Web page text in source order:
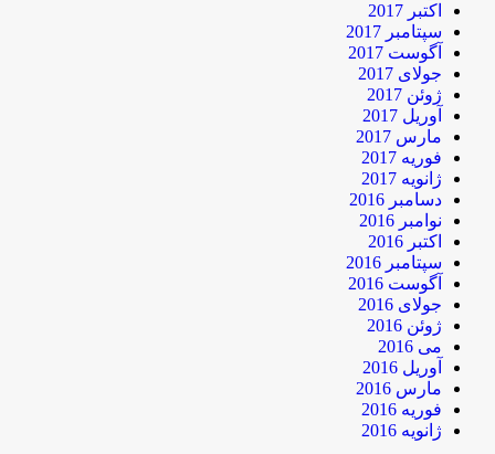
اکتبر 2017
سپتامبر 2017
آگوست 2017
جولای 2017
ژوئن 2017
آوریل 2017
مارس 2017
فوریه 2017
ژانویه 2017
دسامبر 2016
نوامبر 2016
اکتبر 2016
سپتامبر 2016
آگوست 2016
جولای 2016
ژوئن 2016
می 2016
آوریل 2016
مارس 2016
فوریه 2016
ژانویه 2016